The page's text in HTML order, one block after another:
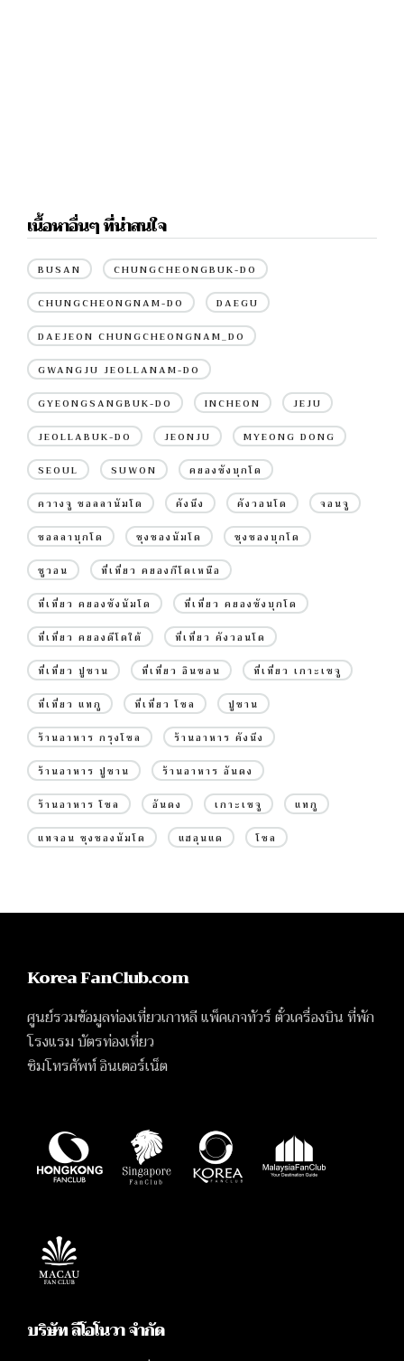
เนื้อหาอื่นๆ ที่น่าสนใจ
BUSAN CHUNGCHEONGBUK-DO
CHUNGCHEONGNAM-DO DAEGU
DAEJEON CHUNGCHEONGNAM_DO
GWANGJU JEOLLANAM-DO
GYEONGSANGBUK-DO INCHEON JEJU
JEOLLABUK-DO JEONJU MYEONG DONG
SEOUL SUWON คยองซังบุกโด
ควางจู ชอลลานัมโด คังนึง คังวอนโด จอนจู
ชอลลาบุกโด ชุงชองนัมโด ชุงชองบุกโด
ซูวอน ที่เที่ยว คยองกีโดเหนือ
ที่เที่ยว คยองซังนัมโด ที่เที่ยว คยองซังบุกโด
ที่เที่ยว คยองดีโดใต้ ที่เที่ยว คังวอนโด
ที่เที่ยว ปูซาน ที่เที่ยว อินชอน ที่เที่ยว เกาะเชจู
ที่เที่ยว แทกู ที่เที่ยว โซล ปูซาน
ร้านอาหาร กรุงโซล ร้านอาหาร คังนึง
ร้านอาหาร ปูซาน ร้านอาหาร อันดง
ร้านอาหาร โซล อันดง เกาะเชจู แทกู
แทจอน ชุงชองนัมโด แฮอุนแด โซล
Korea FanClub.com
ศูนย์รวมข้อมูลท่องเที่ยวเกาหลี แพ็คเกจทัวร์ ตั๋วเครื่องบิน ที่พัก
โรงแรม บัตรท่องเที่ยว
ซิมโทรศัพท์ อินเตอร์เน็ต
บริษัท ลีโอโนวา จำกัด